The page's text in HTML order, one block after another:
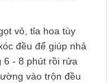
vỏ, tỉa hoa tùy
đều để giúp nhả
6 - 8 phút rồi rửa
vào trộn đều